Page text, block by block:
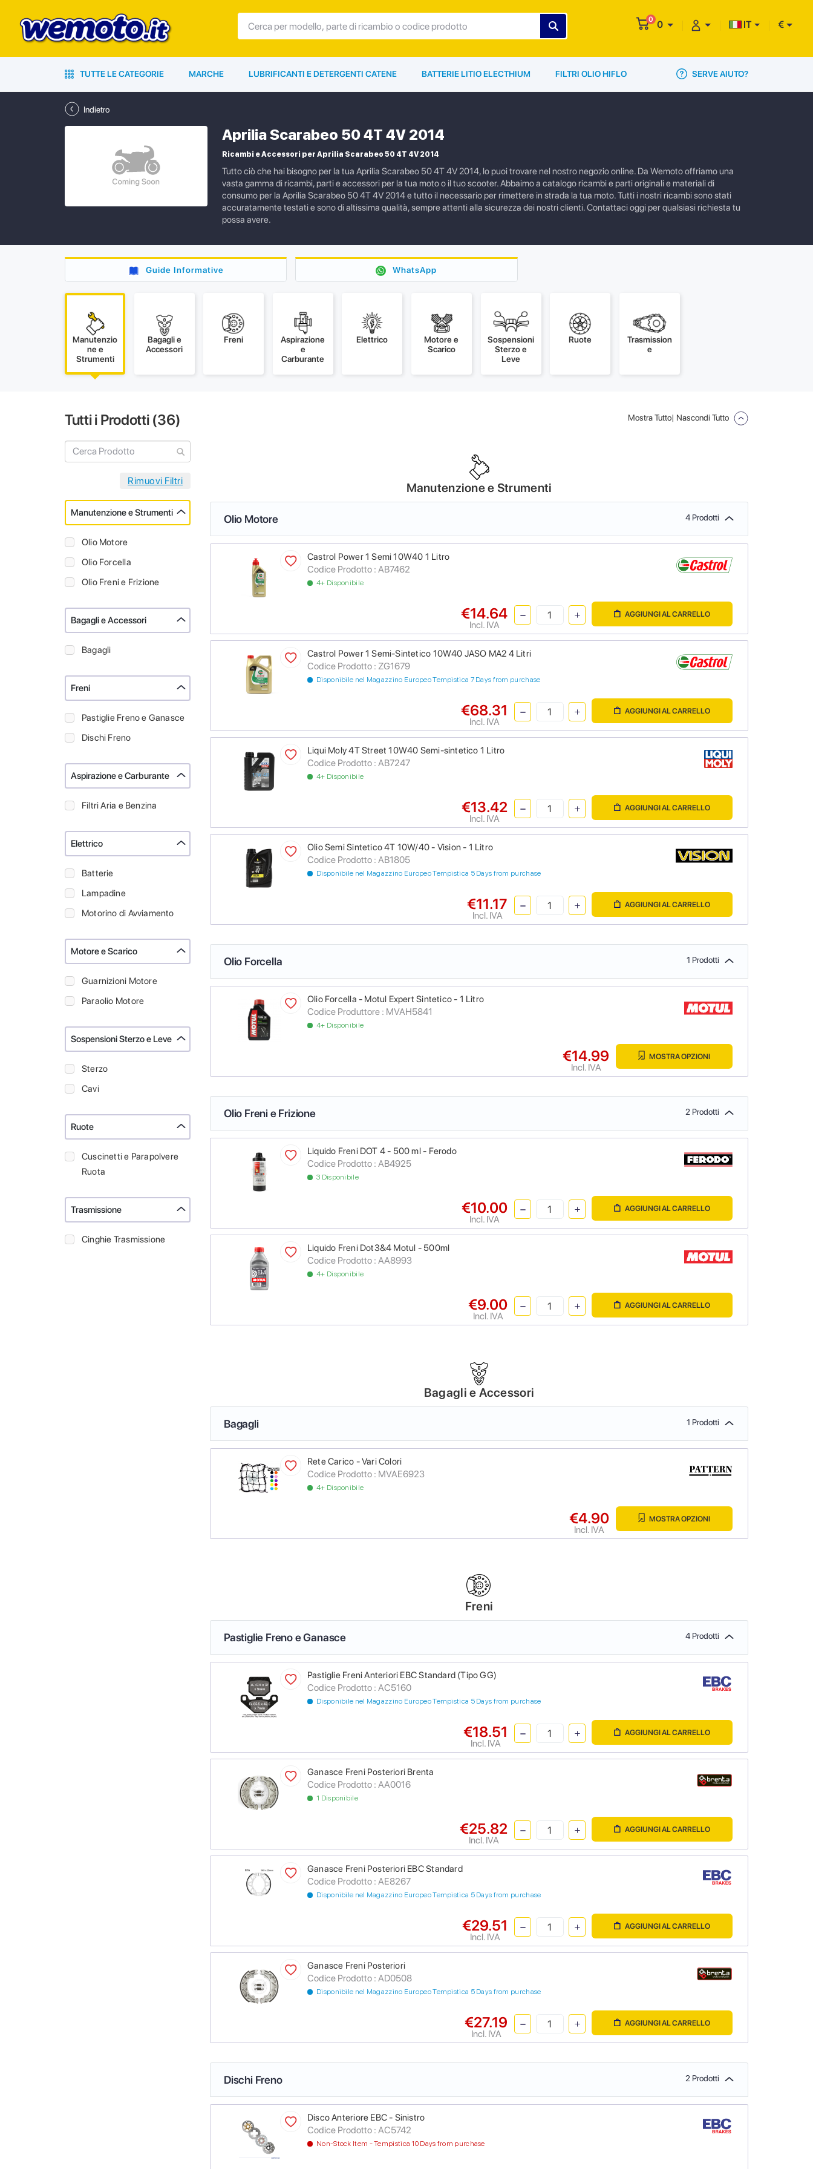
0 0 IT €
TUTTE LE CATEGORIE MARCHE LUBRIFICANTI E DETERGENTI CATENE BATTERIE LITIO ELECTHIUM FILTRI OLIO HIFLO SERVE AIUTO?
Indietro
Aprilia Scarabeo 50 4T 4V 2014
Ricambi e Accessori per Aprilia Scarabeo 50 4T 4V 2014
Tutto ciò che hai bisogno per la tua Aprilia Scarabeo 50 4T 4V 2014, lo puoi trovare nel nostro negozio online. Da Wemoto offriamo una
vasta gamma di ricambi, parti e accessori per la tua moto o il tuo scooter. Abbaimo a catalogo ricambi e parti originali e materiali di
consumo per la Aprilia Scarabeo 50 4T 4V 2014 e tutto il necessario per rimettere in strada la tua moto. Tutti i nostri ricambi sono stati
accuratamente testati e sono di altissima qualità, sempre attenti alla sicurezza dei nostri clienti. Contattaci oggi per qualsiasi richiesta tu
possa avere.
Guide Informative WhatsApp
Manutenzio
ne e
Strumenti
Bagagli e
Accessori
Freni
Aspirazione
e
Carburante
Elettrico
Motore e
Scarico
Sospensioni
Sterzo e
Leve
Ruote
Trasmission
e
Tutti i Prodotti (36)
Manutenzione e Strumenti
Olio Motore
Olio Forcella
Olio Freni e Frizione
Bagagli e Accessori
Bagagli
Freni
Pastiglie Freno e Ganasce
Dischi Freno
Aspirazione e Carburante
Filtri Aria e Benzina
Elettrico
Batterie
Lampadine
Motorino di Avviamento
Motore e Scarico
Guarnizioni Motore
Paraolio Motore
Sospensioni Sterzo e Leve
Sterzo
Cavi
Ruote
Cuscinetti e Parapolvere
Ruota
Trasmissione
Cinghie Trasmissione
Mostra Tutto| Nascondi Tutto
Manutenzione e Strumenti
Olio Motore 4 Prodotti
Castrol Power 1 Semi 10W40 1 Litro
Codice Prodotto : AB7462
4+ Disponibile
€14.64
Incl. IVA
AGGIUNGI AL CARRELLO
Castrol Power 1 Semi-Sintetico 10W40 JASO MA2 4 Litri
Codice Prodotto : ZG1679
Disponibile nel Magazzino Europeo Tempistica 7 Days from purchase
€68.31
Incl. IVA
AGGIUNGI AL CARRELLO
Liqui Moly 4T Street 10W40 Semi-sintetico 1 Litro
Codice Prodotto : AB7247
4+ Disponibile
€13.42
Incl. IVA
AGGIUNGI AL CARRELLO
Olio Semi Sintetico 4T 10W/40 - Vision - 1 Litro
Codice Prodotto : AB1805
Disponibile nel Magazzino Europeo Tempistica 5 Days from purchase
€11.17
Incl. IVA
AGGIUNGI AL CARRELLO
Olio Forcella 1 Prodotti
Olio Forcella - Motul Expert Sintetico - 1 Litro
Codice Produttore : MVAH5841
4+ Disponibile
€14.99
Incl. IVA
MOSTRA OPZIONI
Olio Freni e Frizione 2 Prodotti
Liquido Freni DOT 4 - 500 ml - Ferodo
Codice Prodotto : AB4925
3 Disponibile
€10.00
Incl. IVA
AGGIUNGI AL CARRELLO
Liquido Freni Dot3&4 Motul - 500ml
Codice Prodotto : AA8993
4+ Disponibile
€9.00
Incl. IVA
AGGIUNGI AL CARRELLO
Bagagli e Accessori
Bagagli 1 Prodotti
Rete Carico - Vari Colori
Codice Prodotto : MVAE6923
4+ Disponibile
€4.90
Incl. IVA
MOSTRA OPZIONI
Freni
Pastiglie Freno e Ganasce 4 Prodotti
Pastiglie Freni Anteriori EBC Standard (Tipo GG)
Codice Prodotto : AC5160
Disponibile nel Magazzino Europeo Tempistica 5 Days from purchase
€18.51
Incl. IVA
AGGIUNGI AL CARRELLO
Ganasce Freni Posteriori Brenta
Codice Prodotto : AA0016
1 Disponibile
€25.82
Incl. IVA
AGGIUNGI AL CARRELLO
Ganasce Freni Posteriori EBC Standard
Codice Prodotto : AE8267
Disponibile nel Magazzino Europeo Tempistica 5 Days from purchase
€29.51
Incl. IVA
AGGIUNGI AL CARRELLO
Ganasce Freni Posteriori
Codice Prodotto : AD0508
Disponibile nel Magazzino Europeo Tempistica 5 Days from purchase
€27.19
Incl. IVA
AGGIUNGI AL CARRELLO
Dischi Freno 2 Prodotti
Disco Anteriore EBC - Sinistro
Codice Prodotto : AC5742
Non-Stock Item - Tempistica 10 Days from purchase